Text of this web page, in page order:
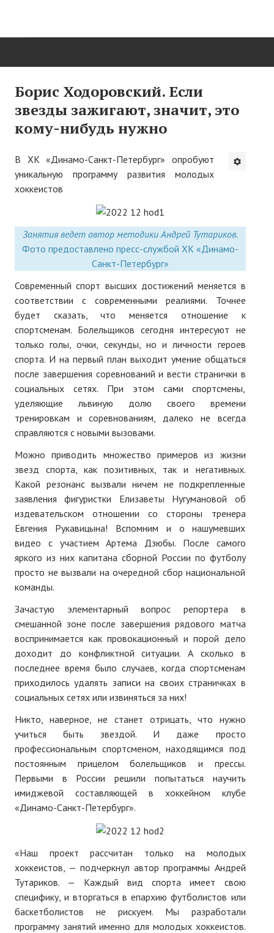
Нас поздравляют...
Там, где мы бывали...
О нас пишут
О журнале
Памяти Игоря Сосновского
Презентация новых книг
Редакционный совет
Нам пишут
Политика обработки персональных данных
Согласие на обработку персональных данных
АРХИВ
2025 г.
№ 10
№ 12
№ 2
№ 3
№ 5
№ 7
№ 8
№ 9
2026 г.
№ 2
№ 3
№ 6
№ 7
№ 8
Борис Ходоровский. Если
звезды зажигают, значит, это
кому-нибудь нужно
В ХК «Динамо-Санкт-Петербург» опробуют
уникальную программу развития молодых
хоккеистов
Занятия ведет автор методики Андрей Тутариков.
Фото предоставлено пресс-службой ХК «Динамо-
Санкт-Петербург»
Современный спорт высших достижений меняется в
соответствии с современными реалиями. Точнее
будет сказать, что меняется отношение к
спортсменам. Болельщиков сегодня интересуют не
только голы, очки, секунды, но и личности героев
спорта. И на первый план выходит умение общаться
после завершения соревнований и вести странички в
социальных сетях. При этом сами спортсмены,
уделяющие львиную долю своего времени
тренировкам и соревнованиям, далеко не всегда
справляются с новыми вызовами.
Можно приводить множество примеров из жизни
звезд спорта, как позитивных, так и негативных.
Какой резонанс вызвали ничем не подкрепленные
заявления фигуристки Елизаветы Нугумановой об
издевательском отношении со стороны тренера
Евгения Рукавицына! Вспомним и о нашумевших
видео с участием Артема Дзюбы. После самого
яркого из них капитана сборной России по футболу
просто не вызвали на очередной сбор национальной
команды.
Зачастую элементарный вопрос репортера в
смешанной зоне после завершения рядового матча
воспринимается как провокационный и порой дело
доходит до конфликтной ситуации. А сколько в
последнее время было случаев, когда спортсменам
приходилось удалять записи на своих страничках в
социальных сетях или извиняться за них!
Никто, наверное, не станет отрицать, что нужно
учиться быть звездой. И даже просто
профессиональным спортсменом, находящимся под
постоянным прицелом болельщиков и прессы.
Первыми в России решили попытаться научить
имиджевой составляющей в хоккейном клубе
«Динамо-Санкт-Петербург».
«Наш проект рассчитан только на молодых
хоккеистов, — подчеркнул автор программы Андрей
Тутариков. — Каждый вид спорта имеет свою
специфику, и вторгаться в епархию футболистов или
баскетболистов не рискуем. Мы разработали
программу занятий именно для молодых хоккеистов.